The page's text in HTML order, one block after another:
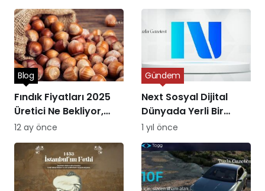
Fındık Fiyatları 2025
Üretici Ne Bekliyor,
Piyasa Ne Sunuyor?
Blog
12 ay önce
Next Sosyal Dijital
Dünyada Yerli Bir
Alternatifin Doğuşu
Gündem
1 yıl önce